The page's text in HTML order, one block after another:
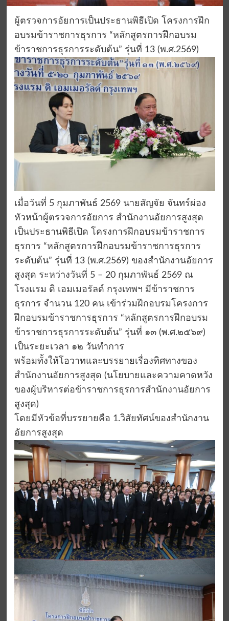
ผู้ตรวจการอัยการเป็นประธานพิธีเปิด โครงการฝึก
อบรมข้าราชการธุรการ “หลักสูตรการฝึกอบรม
ข้าราชการธุรการระดับต้น” รุ่นที่ 13 (พ.ศ.2569)
เมื่อวันที่ 5 กุมภาพันธ์ 2569 นายสัญจัย จันทร์ผ่อง
หัวหน้าผู้ตรวจการอัยการ สำนักงานอัยการสูงสุด
เป็นประธานพิธีเปิด โครงการฝึกอบรมข้าราชการ
ธุรการ “หลักสูตรการฝึกอบรมข้าราชการธุรการ
ระดับต้น” รุ่นที่ 13 (พ.ศ.2569) ของสำนักงานอัยการ
สูงสุด ระหว่างวันที่ 5 – 20 กุมภาพันธ์ 2569 ณ
โรงแรม ดิ เอมเมอรัลด์ กรุงเทพฯ มีข้าราชการ
ธุรการ จำนวน 120 คน เข้าร่วมฝึกอบรมโครงการ
ฝึกอบรมข้าราชการธุรการ “หลักสูตรการฝึกอบรม
ข้าราชการธุรการระดับต้น” รุ่นที่ ๑๓ (พ.ศ.๒๕๖๙)
เป็นระยะเวลา ๑๒ วันทำการ
พร้อมทั้งให้โอวาทและบรรยายเรื่องทิศทางของ
สำนักงานอัยการสูงสุด (นโยบายและความคาดหวัง
ของผู้บริหารต่อข้าราชการธุรการสำนักงานอัยการ
สูงสุด)
โดยมีหัวข้อที่บรรยายคือ 1.วิสัยทัศน์ของสำนักงาน
อัยการสูงสุด